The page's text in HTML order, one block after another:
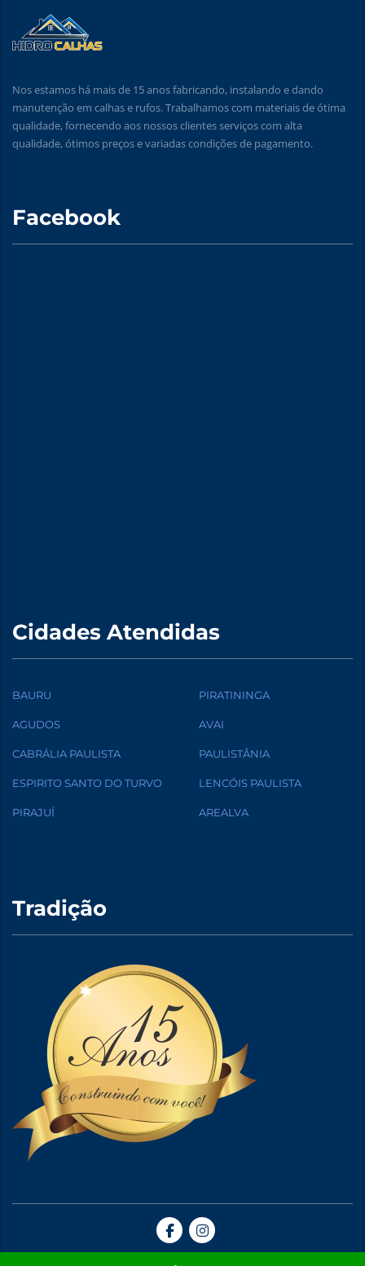
Nos estamos há mais de 15 anos fabricando, instalando e dando
manutenção em calhas e rufos. Trabalhamos com materiais de ótima
qualidade, fornecendo aos nossos clientes serviços com alta
qualidade, ótimos preços e variadas condições de pagamento.
Facebook
Cidades Atendidas
BAURU PIRATININGA
AGUDOS AVAI
CABRÁLIA PAULISTA PAULISTÂNIA
ESPIRITO SANTO DO TURVO LENCÓIS PAULISTA
PIRAJUÍ AREALVA
Tradição